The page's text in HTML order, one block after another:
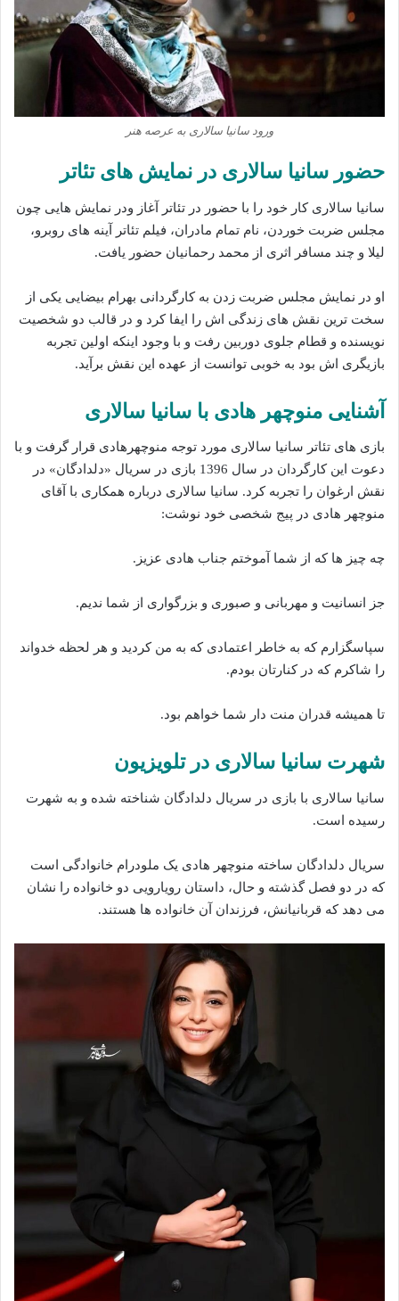
ورود سانیا سالاری به عرصه هنر
حضور سانیا سالاری در نمایش های تئاتر
سانیا سالاری کار خود را با حضور در تئاتر آغاز ودر نمایش هایی چون
مجلس ضربت خوردن، نام تمام مادران، فیلم تئاتر آینه های روبرو،
لیلا و چند مسافر اثری از محمد رحمانیان حضور یافت.
او در نمایش مجلس ضربت زدن به کارگردانی بهرام بیضایی یکی از
سخت ترین نقش های زندگی اش را ایفا کرد و در قالب دو شخصیت
نویسنده و قطام جلوی دوربین رفت و با وجود اینکه اولین تجربه
بازیگری اش بود به خوبی توانست از عهده این نقش برآید.
آشنایی منوچهر هادی با سانیا سالاری
بازی های تئاتر سانیا سالاری مورد توجه منوچهرهادی قرار گرفت و با
دعوت این کارگردان در سال 1396 بازی در سریال «دلدادگان» در
نقش ارغوان را تجربه کرد. سانیا سالاری درباره همکاری با آقای
منوچهر هادی در پیج شخصی خود نوشت:
چه چیز ها که از شما آموختم جناب هادی عزیز.
جز انسانیت و مهربانی و صبوری و بزرگواری از شما ندیم.
سپاسگزارم که به خاطر اعتمادی که به من کردید و هر لحظه خدواند
را شاکرم که در کنارتان بودم.
تا همیشه قدران منت دار شما خواهم بود.
شهرت سانیا سالاری در تلویزیون
سانیا سالاری با بازی در سریال دلدادگان شناخته شده‌ و به شهرت
رسیده‌ است.
سریال دلدادگان ساخته منوچهر هادی یک ملودرام خانوادگی است
که در دو فصل گذشته‌ و حال، داستان رویارویی دو خانواده را نشان
می دهد که قربانیانش، فرزندان آن خانواده ها هستند.